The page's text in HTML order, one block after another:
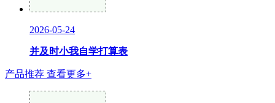
2026-05-24
并及时小我自学打算表
产品推荐 查看更多+